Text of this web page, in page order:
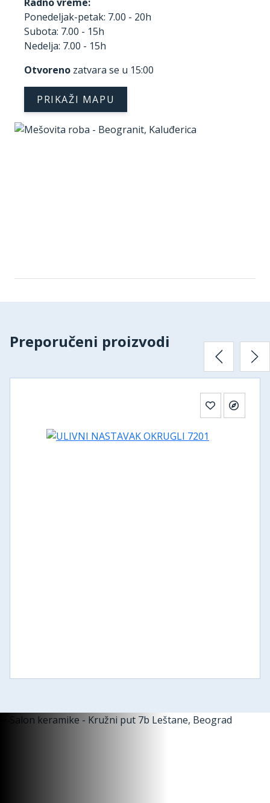
Ponedeljak-petak: 7.00 - 20h
Subota: 7.00 - 15h
Nedelja: 7.00 - 15h
Otvoreno zatvara se u 15:00
PRIKAŽI MAPU
Preporučeni proizvodi